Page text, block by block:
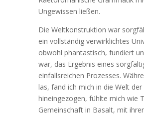
Ungewissen ließen.
Die Weltkonstruktion war
ein vollständig verwirklichtes
obwohl phantastisch, fundiert
war, das Ergebnis eines
einfallsreichen Prozesses.
las, fand ich mich in die Welt der
hineingezogen, fühlte mich wie
Gemeinschaft in Basalt, mit